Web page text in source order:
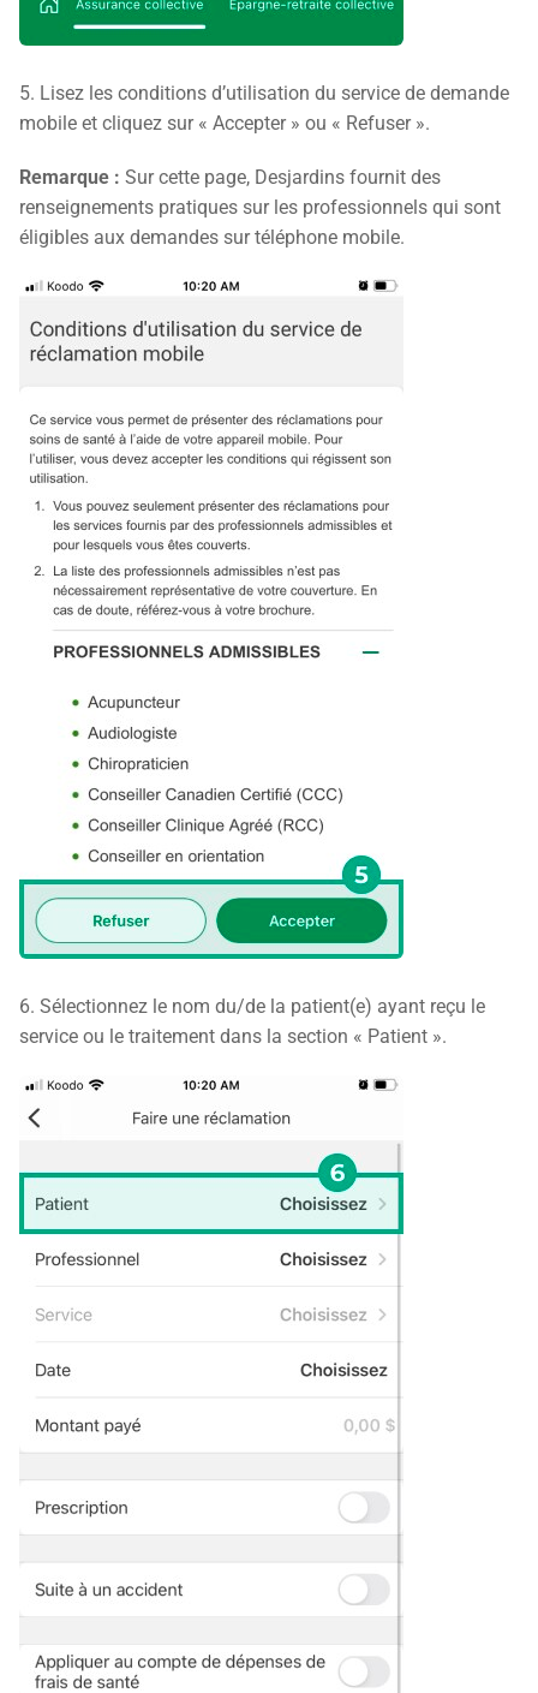
5. Lisez les conditions d’utilisation du service de demande
mobile et cliquez sur « Accepter » ou « Refuser ».
Remarque : Sur cette page, Desjardins fournit des
renseignements pratiques sur les professionnels qui sont
éligibles aux demandes sur téléphone mobile.
6. Sélectionnez le nom du/de la patient(e) ayant reçu le
service ou le traitement dans la section « Patient ».